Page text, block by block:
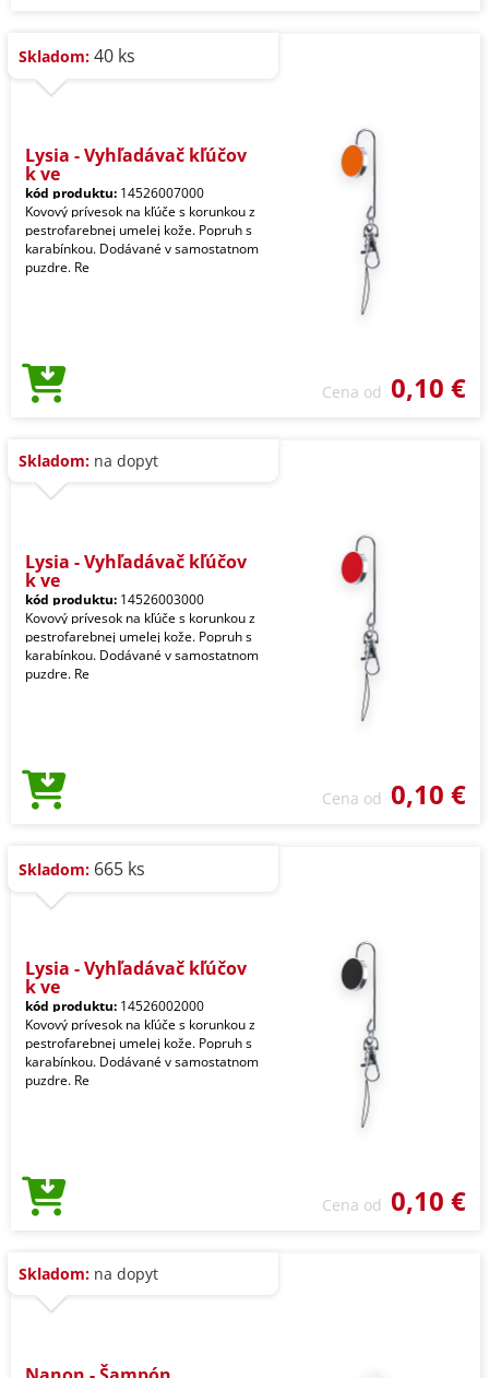
Skladom: 40 ks
Lysia - Vyhľadávač kľúčov
k ve
kód produktu: 14526007000
Kovový prívesok na kľúče s korunkou z
pestrofarebnej umelej kože. Popruh s
karabínkou. Dodávané v samostatnom
puzdre. Re
Cena od 0,10 €
Skladom: na dopyt
Lysia - Vyhľadávač kľúčov
k ve
kód produktu: 14526003000
Kovový prívesok na kľúče s korunkou z
pestrofarebnej umelej kože. Popruh s
karabínkou. Dodávané v samostatnom
puzdre. Re
Cena od 0,10 €
Skladom: 665 ks
Lysia - Vyhľadávač kľúčov
k ve
kód produktu: 14526002000
Kovový prívesok na kľúče s korunkou z
pestrofarebnej umelej kože. Popruh s
karabínkou. Dodávané v samostatnom
puzdre. Re
Cena od 0,10 €
Skladom: na dopyt